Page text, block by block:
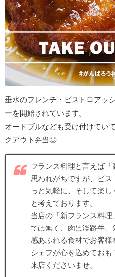
垂水のフレンチ・ビストロアッ
ーを開始されています。
オードブルなども受け付けてい
クアウト弁当◎
フランス料理と言えば「
思われがちですが、ビス
っと気軽に、そして楽
と考えております。
当店の「新フランス料
では無く、肉は淡路牛
感あふれる食材でお客様
シェフが心を込めてお
来店くださいませ。